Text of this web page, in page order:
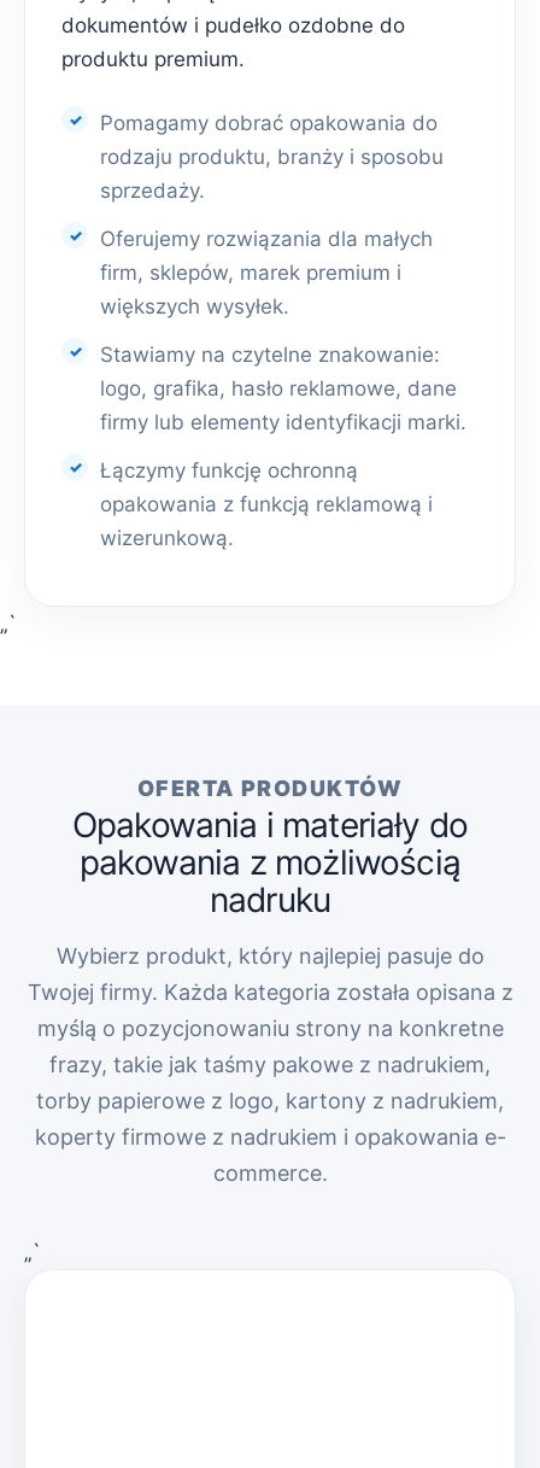
dokumentów i pudełko ozdobne do
produktu premium.
Pomagamy dobrać opakowania do
rodzaju produktu, branży i sposobu
sprzedaży.
Oferujemy rozwiązania dla małych
firm, sklepów, marek premium i
większych wysyłek.
Stawiamy na czytelne znakowanie:
logo, grafika, hasło reklamowe, dane
firmy lub elementy identyfikacji marki.
Łączymy funkcję ochronną
opakowania z funkcją reklamową i
wizerunkową.
„`
OFERTA PRODUKTÓW
Opakowania i materiały do
pakowania z możliwością
nadruku
Wybierz produkt, który najlepiej pasuje do
Twojej firmy. Każda kategoria została opisana z
myślą o pozycjonowaniu strony na konkretne
frazy, takie jak taśmy pakowe z nadrukiem,
torby papierowe z logo, kartony z nadrukiem,
koperty firmowe z nadrukiem i opakowania e-
commerce.
„`